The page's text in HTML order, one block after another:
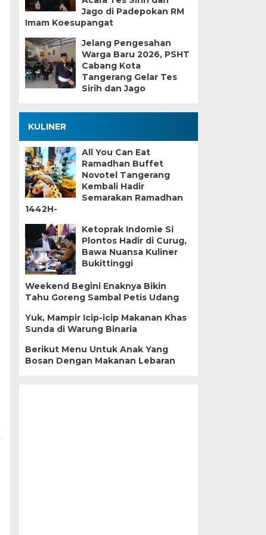
Jago di Padepokan RM
Imam Koesupangat
Jelang Pengesahan
Warga Baru 2026, PSHT
Cabang Kota
Tangerang Gelar Tes
Sirih dan Jago
KULINER
All You Can Eat
Ramadhan Buffet
Novotel Tangerang
Kembali Hadir
Semarakan Ramadhan
1442H-
Ketoprak Indomie Si
Plontos Hadir di Curug,
Bawa Nuansa Kuliner
Bukittinggi
Weekend Begini Enaknya Bikin
Tahu Goreng Sambal Petis Udang
Yuk, Mampir Icip-icip Makanan Khas
Sunda di Warung Binaria
Berikut Menu Untuk Anak Yang
Bosan Dengan Makanan Lebaran